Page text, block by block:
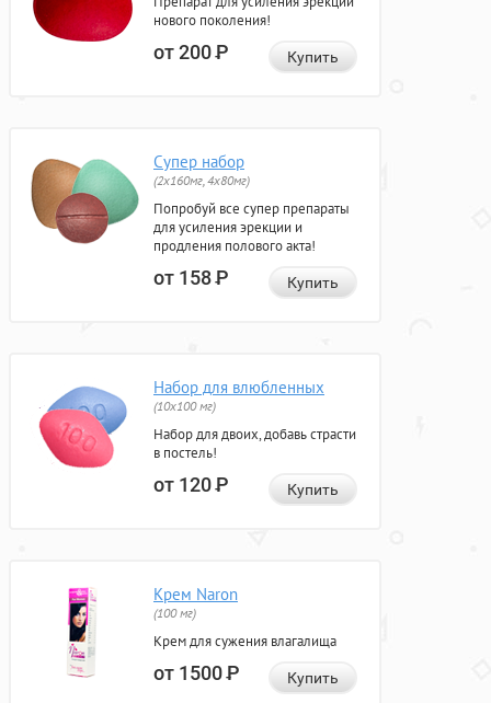
нового поколения!
от 200Р Купить
Супер набор
(2х160мг, 4х80мг)
Попробуй все супер препараты
для усиления эрекции и
продления полового акта!
от 158Р Купить
Набор для влюбленных
(10х100 мг)
Набор для двоих, добавь страсти
в постель!
от 120Р Купить
Крем Naron
(100 мг)
Крем для сужения влагалища
от 1500Р Купить